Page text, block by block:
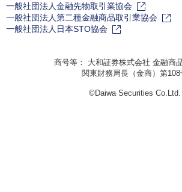
一般社団法人金融先物取引業協会
一般社団法人第二種金融商品取引業協会
一般社団法人日本STO協会
商号等： 大和証券株式会社 金融商
関東財務局長（金商）第108
©Daiwa Securities Co.Ltd.